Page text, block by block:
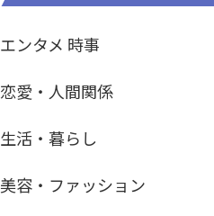
エンタメ 時事
恋愛・人間関係
生活・暮らし
美容・ファッション